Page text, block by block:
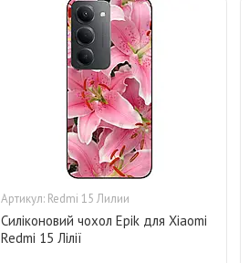
Redmi 15 Лилии
Силіконовий чохол Epik для Xiaomi
Redmi 15 Лілії